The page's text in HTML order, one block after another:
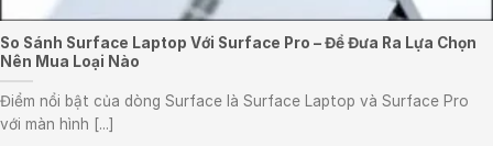
So Sánh Surface Laptop Với Surface Pro – Để Đưa Ra Lựa Chọn
Nên Mua Loại Nào
Điểm nổi bật của dòng Surface là Surface Laptop và Surface Pro
với màn hình [...]